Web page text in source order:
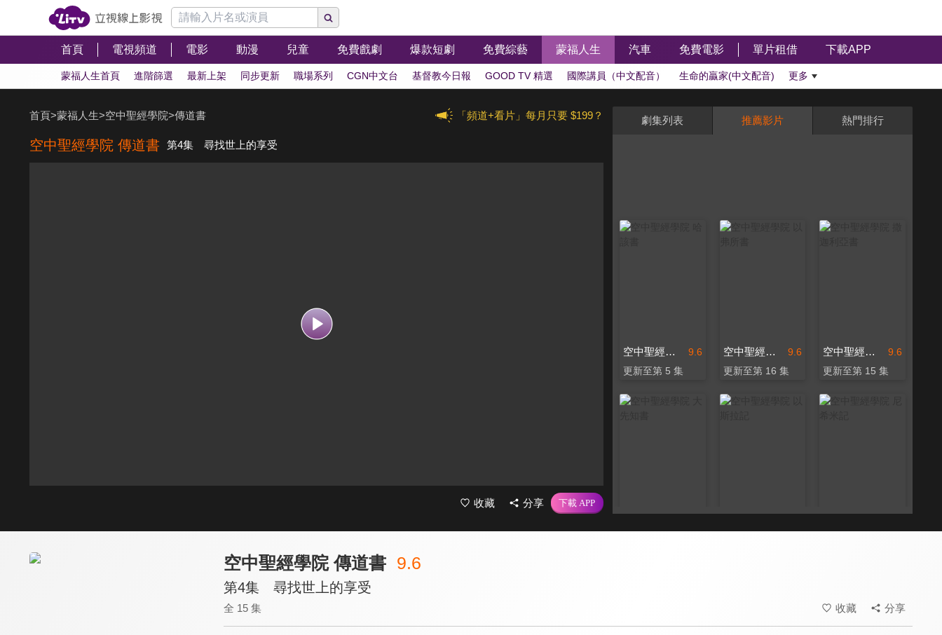
首頁 電視頻道 電影 動漫 兒童 免費戲劇 爆款短劇 免費綜藝 蒙福人生 汽車 免費電影 單片租借 下載APP
蒙福人生首頁 進階篩選 最新上架 同步更新 職場系列 CGN中文台 基督教今日報 GOOD TV 精選 國際講員（中文配音） 生命的贏家(中文配音) 更多
「頻道+看片」每月只要 $199？
首頁>蒙福人生>空中聖經學院>傳道書
空中聖經學院 傳道書 第4集 尋找世上的享受
收藏 分享
劇集列表 推薦影片 熱門排行
9.6
空中聖經學院 哈該書
更新至第 5 集
9.6
空中聖經學院 以弗所書
更新至第 16 集
9.6
空中聖經學院 撒迦利亞書
更新至第 15 集
空中聖經學院 傳道書 9.6
第4集 尋找世上的享受
全 15 集 收藏 分享